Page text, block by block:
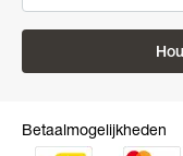
Betaalmogelijkheden